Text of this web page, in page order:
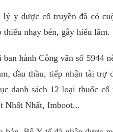
y dược cổ truyền đã có
nhạy bén, gây hiểu lầm.
hành Công văn số 5944
đầu thầu, tiếp nhận tài
danh sách 12 loại thuốc
Nhất Nhất, Imboot...